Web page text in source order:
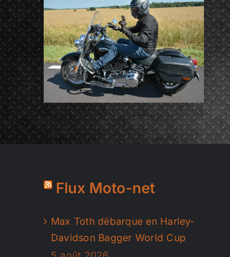
ARNAUD Pelletier
Flux Moto-net
Max Toth débarque en Harley-
Davidson Bagger World Cup